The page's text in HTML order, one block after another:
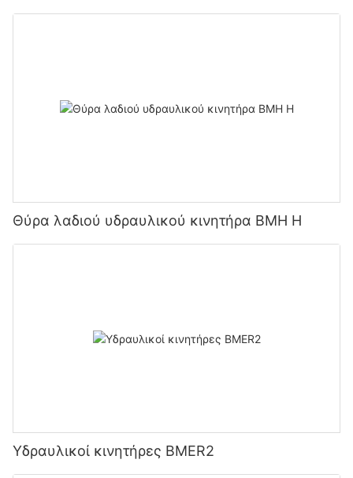
Θύρα λαδιού υδραυλικού κινητήρα BMH H
Υδραυλικοί κινητήρες BMER2